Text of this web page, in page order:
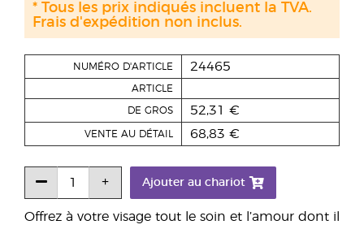
Offrez à votre visage tout le soin et l’amour dont il
NUMÉRO D'ARTICLE 24465
ARTICLE
DE GROS 52,31 €
VENTE AU DÉTAIL 68,83 €
Ajouter au chariot
* Tous les prix indiqués incluent la TVA.
Frais d'expédition non inclus.